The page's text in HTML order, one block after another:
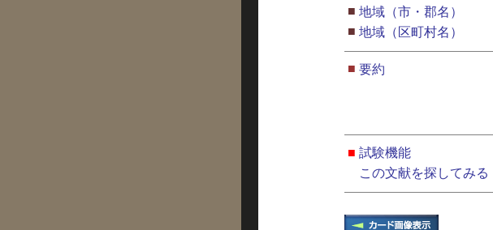
■ 地域（市・郡名）
■ 地域（区町村名）
■ 要約
■ 試験機能
この文献を探してみる